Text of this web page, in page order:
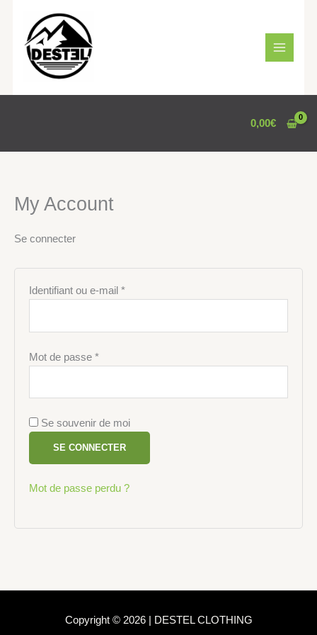
contenu
0,00€
My Account
Se connecter
Identifiant ou e-mail *
Mot de passe *
Se souvenir de moi
SE CONNECTER
Mot de passe perdu ?
Copyright © 2026 | DESTEL CLOTHING